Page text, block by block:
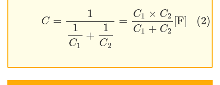
C =
1
1
C1
+
1
C2
=
C1 × C2
C1 + C2
[F (2)